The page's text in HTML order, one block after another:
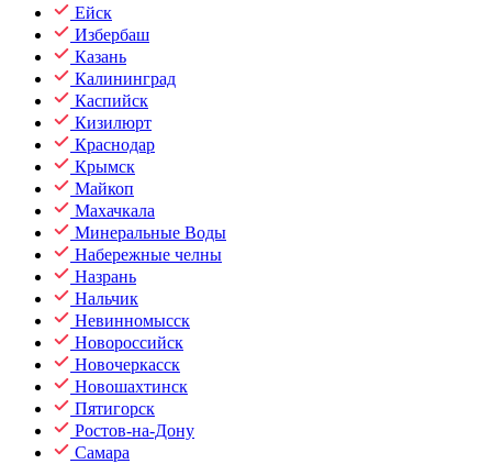
Ейск
Избербаш
Казань
Калининград
Каспийск
Кизилюрт
Краснодар
Крымск
Майкоп
Махачкала
Минеральные Воды
Набережные челны
Назрань
Нальчик
Невинномысск
Новороссийск
Новочеркасск
Новошахтинск
Пятигорск
Ростов-на-Дону
Самара